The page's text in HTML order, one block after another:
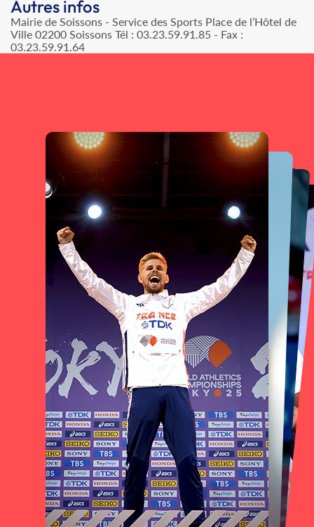
Autres infos
Mairie de Soissons - Service des Sports Place de l’Hôtel de
Ville 02200 Soissons Tél : 03.23.59.91.85 - Fax :
03.23.59.91.64